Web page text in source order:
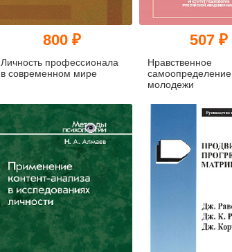
800 ₽
Личность профессионала
в современном мире
507 ₽
Нравственное
самоопределение
молодежи